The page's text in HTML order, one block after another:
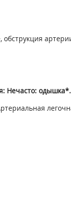
обструкция
Нечасто: одышка*.